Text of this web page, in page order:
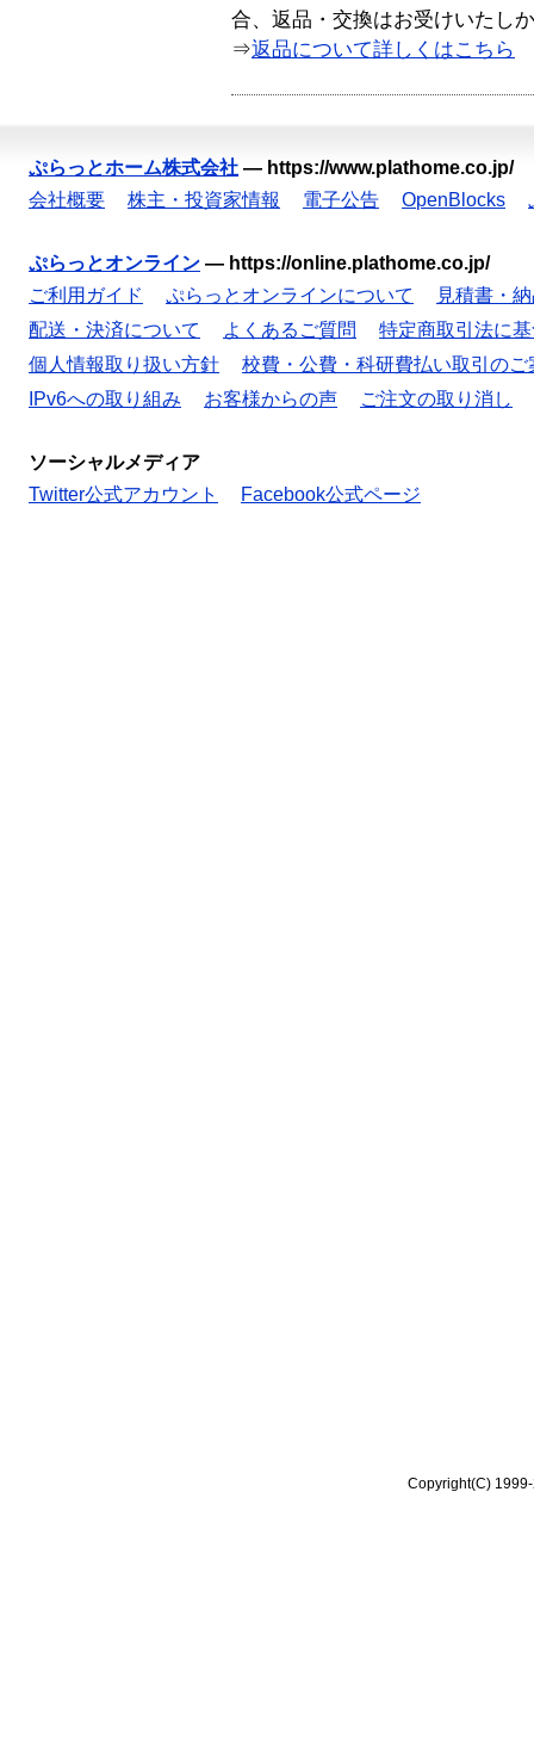
合、返品・交換はお受けいたし
⇒返品について詳しくはこちら
ぷらっとホーム株式会社 — https://www.plathome.co.jp/
会社概要
株主・投資家情報 電子公告 OpenBlocks
ぷらっとオンライン — https://online.plathome.co.jp/
ご利用ガイド
ぷらっとオンラインについて
見積書・
配送・決済について
よくあるご質問
特定商取引法に
個人情報取り扱い方針
校費・公費・科研費払い取引のご
IPv6への取り組み
お客様からの声 ご注文の取り消し
ソーシャルメディア
Twitter公式アカウント
Facebook公式ページ
Copyright(C)